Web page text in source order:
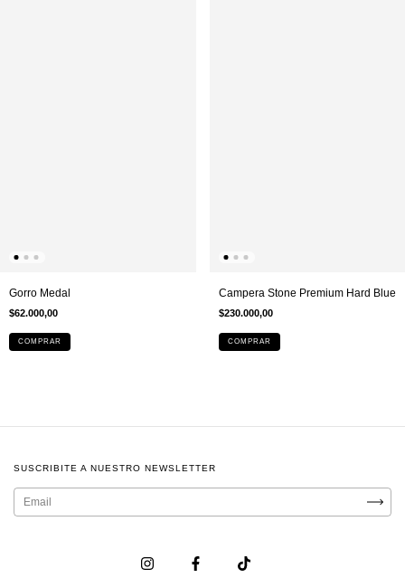
Gorro Medal
$62.000,00
COMPRAR
Campera Stone Premium Hard Blue
$230.000,00
COMPRAR
SUSCRIBITE A NUESTRO NEWSLETTER